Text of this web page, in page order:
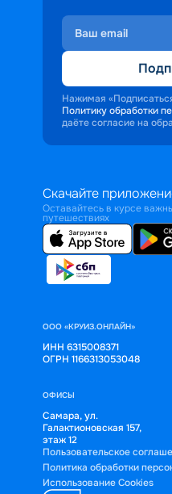
Нажимая
Политику обработки
даёте согласие на
Скачайте
Оставайтесь в курсе
путешествиях
ООО «КРУИЗ.ОНЛАЙН»
ИНН 6315008371
ОГРН 1166313053048
ОФИСЫ
Самара, ул.
Галактионовская 157,
этаж 12
Пользовательское
Политика обработки
Использование Cookies